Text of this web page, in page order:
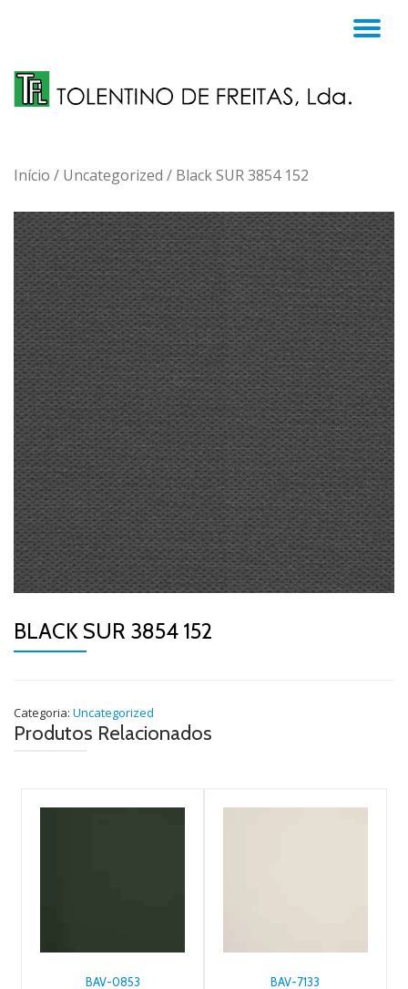
content
Início / Uncategorized / Black SUR 3854 152
BLACK SUR 3854 152
Categoria: Uncategorized
Produtos Relacionados
BAV-0853 BAV-7133